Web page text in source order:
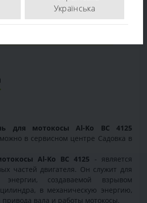
для мотокосы Al-Ko BC 4125
можно в сервисном центре Садовка в
Al-Ko BC 4125 - является
частей двигателя. Он служит для
энергии, создаваемой взрывом
в механическую энергию,
вала и работы мотокосы.
Українська